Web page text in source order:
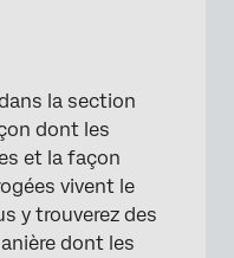
la section
dont les
et la façon
vivent le
y trouverez des
dont les